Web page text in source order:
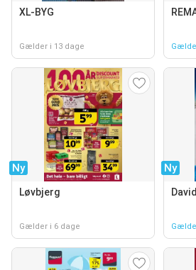
XL-BYG
Gælder i 13 dage
Ny
Løvbjerg
Gælder i 6 dage
Ny